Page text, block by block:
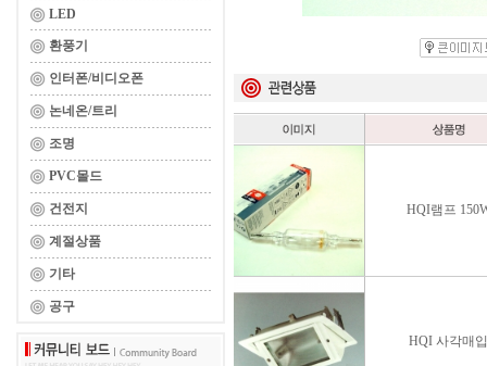
LED
환풍기
인터폰/비디오폰
논네온/트리
조명
PVC몰드
건전지
계절상품
기타
공구
HQI램프
HQI 사각매입